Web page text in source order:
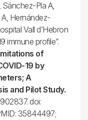
Pla A,
Hernández-
Vall d’Hebron
immune profile”.
of
19 by
A
and Pilot Study.
doi:
35844497;